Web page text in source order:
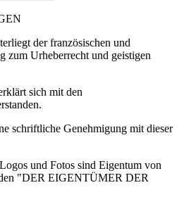
der französischen und
zum Urheberrecht und geistigen
sich mit den
schriftliche Genehmigung mit dieser
und Fotos sind Eigentum von
"DER EIGENTÜMER DER